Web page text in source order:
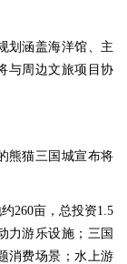
划涵盖海洋馆、主
与周边文旅项目协
熊猫三国城宣布将
260亩，总投资1.5
力游乐设施；三国
消费场景；水上游